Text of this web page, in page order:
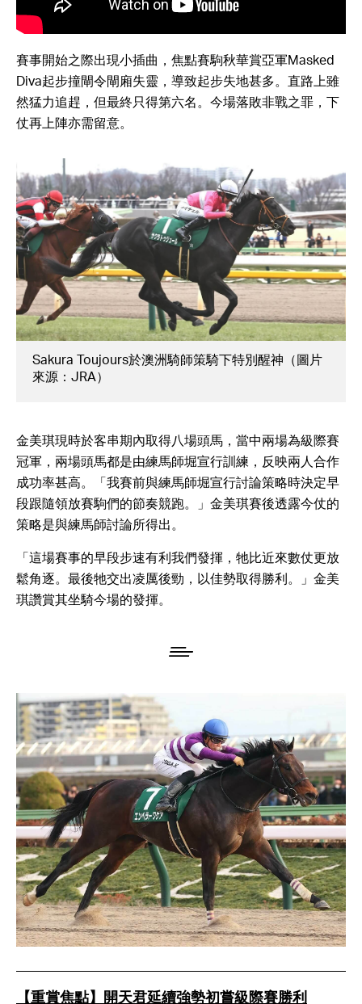
賽事開始之際出現小插曲，焦點賽駒秋華賞亞軍Masked
Diva起步撞閘令閘廂失靈，導致起步失地甚多。直路上雖
然猛力追趕，但最終只得第六名。今場落敗非戰之罪，下
仗再上陣亦需留意。
Sakura Toujours於澳洲騎師策騎下特別醒神（圖片
來源：JRA）
金美琪現時於客串期內取得八場頭馬，當中兩場為級際賽
冠軍，兩場頭馬都是由練馬師堀宣行訓練，反映兩人合作
成功率甚高。「我賽前與練馬師堀宣行討論策略時決定早
段跟隨領放賽駒們的節奏競跑。」金美琪賽後透露今仗的
策略是與練馬師討論所得出。
「這場賽事的早段步速有利我們發揮，牠比近來數仗更放
鬆角逐。最後牠交出凌厲後勁，以佳勢取得勝利。」金美
琪讚賞其坐騎今場的發揮。
【重賞焦點】開天君延續強勢初嘗級際賽勝利